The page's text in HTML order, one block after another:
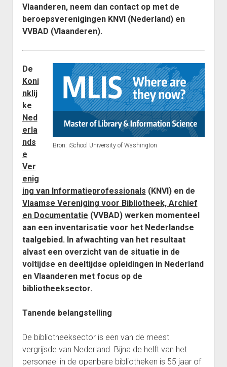
Vlaanderen, neem dan contact op met de
beroepsverenigingen KNVI (Nederland) en
VVBAD (Vlaanderen).
Bron: iSchool University of Washington
De
Koni
nklij
ke
Ned
erla
nds
e
Ver
enig
ing van Informatieprofessionals (KNVI) en de
Vlaamse Vereniging voor Bibliotheek, Archief
en Documentatie (VVBAD) werken momenteel
aan een inventarisatie voor het Nederlandse
taalgebied. In afwachting van het resultaat
alvast een overzicht van de situatie in de
voltijdse en deeltijdse opleidingen in Nederland
en Vlaanderen met focus op de
bibliotheeksector.
Tanende belangstelling
De bibliotheeksector is een van de meest
vergrijsde van Nederland. Bijna de helft van het
personeel in de openbare bibliotheken is 55 jaar of